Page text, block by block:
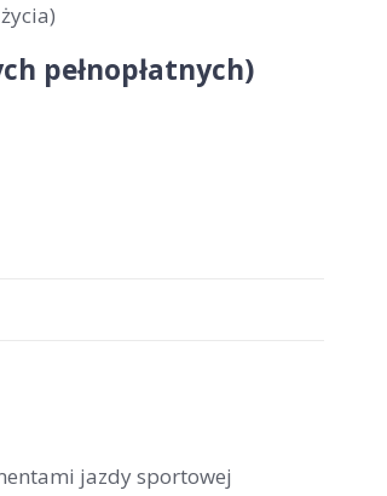
pełnopłatnych)
jazdy sportowej